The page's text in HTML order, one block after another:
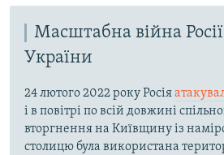
Масштабна війна
України
24 лютого 2022 року Росія
і в повітрі по всій довжині
вторгнення на Київщину із
столицю була використана